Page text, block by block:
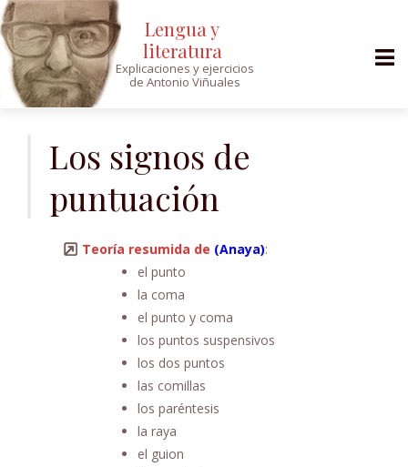
contenido
Lengua y
literatura
Explicaciones y ejercicios
de Antonio Viñuales
Los signos de
puntuación
Teoría resumida de (Anaya):
el punto
la coma
el punto y coma
los puntos suspensivos
los dos puntos
las comillas
los paréntesis
la raya
el guion